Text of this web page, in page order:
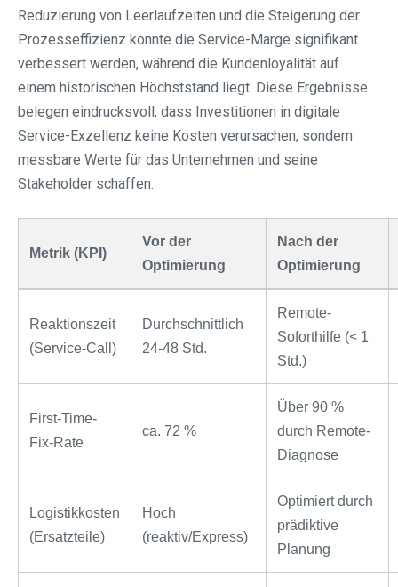
Reduzierung von Leerlaufzeiten und die Steigerung der
Prozesseffizienz konnte die Service-Marge signifikant
verbessert werden, während die Kundenloyalität auf
einem historischen Höchststand liegt. Diese Ergebnisse
belegen eindrucksvoll, dass Investitionen in digitale
Service-Exzellenz keine Kosten verursachen, sondern
messbare Werte für das Unternehmen und seine
Stakeholder schaffen.
Metrik (KPI)
Vor der
Optimierung
Nach der
Optimierung
Reaktionszeit
(Service-Call)
Durchschnittlich
24-48 Std.
Remote-
Soforthilfe (< 1
Std.)
First-Time-
Fix-Rate
ca. 72 %
Über 90 %
durch Remote-
Diagnose
Logistikkosten
(Ersatzteile)
Hoch
(reaktiv/Express)
Optimiert durch
prädiktive
Planung